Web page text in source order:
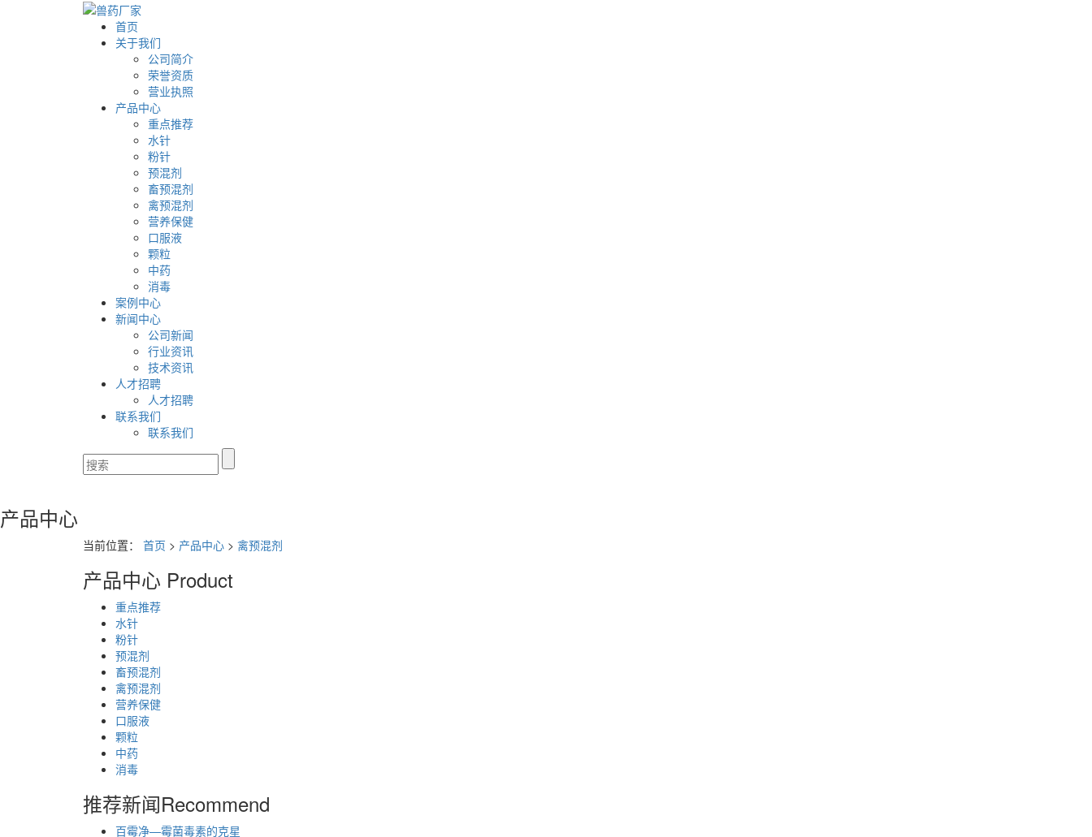
首页
关于我们
公司简介
荣誉资质
营业执照
产品中心
重点推荐
水针
粉针
预混剂
畜预混剂
禽预混剂
营养保健
口服液
颗粒
中药
消毒
案例中心
新闻中心
公司新闻
行业资讯
技术资讯
人才招聘
人才招聘
联系我们
联系我们
产品中心
当前位置： 首页 > 产品中心 > 禽预混剂
产品中心 Product
重点推荐
水针
粉针
预混剂
畜预混剂
禽预混剂
营养保健
口服液
颗粒
中药
消毒
推荐新闻Recommend
百霉净—霉菌毒素的克星